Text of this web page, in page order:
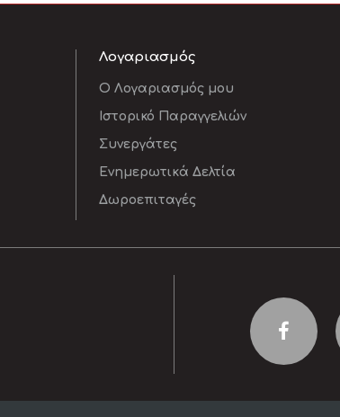
Λογαριασμός
O Λογαριασμός μου
Ιστορικό Παραγγελιών
Συνεργάτες
Ενημερωτικά Δελτία
Δωροεπιταγές